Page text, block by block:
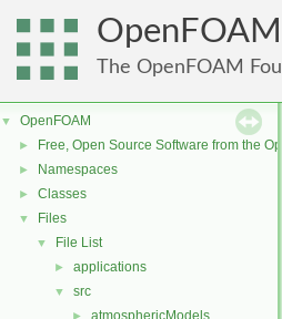
OpenFOAM
The OpenFOAM
▼ OpenFOAM
► Free, Open Source Software from the
► Namespaces
► Classes
▼ Files
▼ File List
► applications
▼ src
atmosphericModels